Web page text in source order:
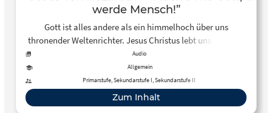
werde Mensch!”
Gott ist alles andere als ein himmelhoch über uns
thronender Weltenrichter. Jesus Christus lebt uns vor, was
das heißt: lieben und verzeihen, dem anderen dienen und
Barmherzigkeit zeigen. Autor: Christian Feldmann
Audio
Allgemein
Primarstufe, Sekundarstufe I, Sekundarstufe II
Zum Inhalt